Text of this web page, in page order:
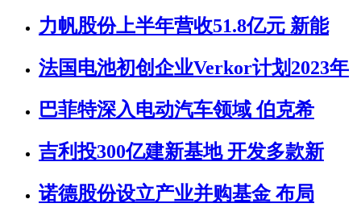
力帆股份上半年营收51.8亿元 新能
法国电池初创企业Verkor计划2023年
巴菲特深入电动汽车领域 伯克希
吉利投300亿建新基地 开发多款新
诺德股份设立产业并购基金 布局